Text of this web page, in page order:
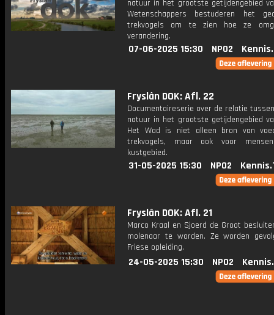
natuur in het grootste getijdengebied
Wetenschappers bestuderen het
trekvogels om te zien hoe ze
verandering.
07-06-2025 15:30 NPO2
Fryslân DOK: Afl. 22
Documentaireserie over de relatie
natuur in het grootste getijdengebied
Het Wad is niet alleen bron van
trekvogels, maar ook voor
kustgebied.
31-05-2025 15:30 NPO2
Fryslân DOK: Afl. 21
Marco Kraal en Sjoerd de Groot
molenaar te worden. Ze worden
Friese opleiding.
24-05-2025 15:30 NPO2